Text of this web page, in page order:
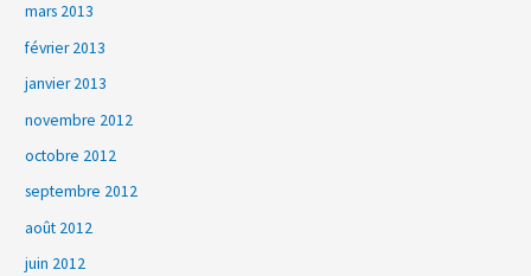
mars 2013
février 2013
janvier 2013
novembre 2012
octobre 2012
septembre 2012
août 2012
juin 2012